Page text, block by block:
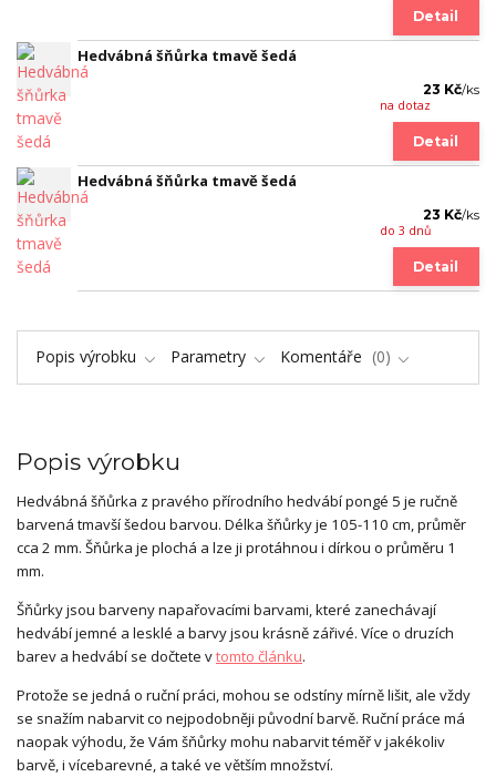
Detail
Hedvábná šňůrka tmavě šedá
23 Kč/ks
na dotaz
Detail
Hedvábná šňůrka tmavě šedá
23 Kč/ks
do 3 dnů
Detail
Popis výrobku Parametry Komentáře 0
Popis výrobku
Hedvábná šňůrka z pravého přírodního hedvábí pongé 5 je ručně
barvená tmavší šedou barvou. Délka šňůrky je 105-110 cm, průměr
cca 2 mm. Šňůrka je plochá a lze ji protáhnou i dírkou o průměru 1
mm.
Šňůrky jsou barveny napařovacími barvami, které zanechávají
hedvábí jemné a lesklé a barvy jsou krásně zářivé. Více o druzích
barev a hedvábí se dočtete vtomto článku.
Protože se jedná o ruční práci, mohou se odstíny mírně lišit, ale vždy
se snažím nabarvit co nejpodobněji původní barvě. Ruční práce má
naopak výhodu, že Vám šňůrky mohu nabarvit téměř v jakékoliv
barvě, i vícebarevné, a také ve větším množství.